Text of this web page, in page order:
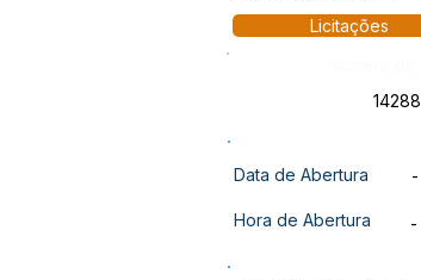
Licitações
14288
Data de Abertura -
Hora de Abertura -